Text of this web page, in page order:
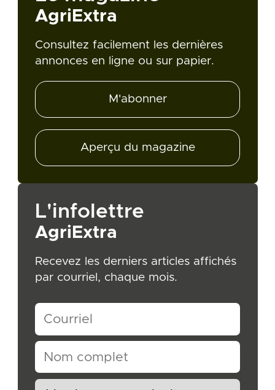
AgriExtra
Consultez facilement les dernières
annonces en ligne ou sur papier.
M'abonner
Aperçu du magazine
L'infolettre
AgriExtra
Recevez les derniers articles affichés
par courriel, chaque mois.